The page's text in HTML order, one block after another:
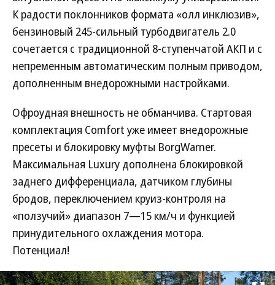
К радости поклонников формата «олл инклюзив»,
бензиновый 245-сильный турбодвигатель 2.0
сочетается с традиционной 8-ступенчатой АКП и с
непременным автоматическим полным приводом,
дополненным внедорожными настройками.
Офроудная внешность не обманчива. Стартовая
комплектация Comfort уже имеет внедорожные
пресеты и блокировку муфты BorgWarner.
Максимальная Luxury дополнена блокировкой
заднего дифференциала, датчиком глубины
бродов, переключением круиз-контроля на
«ползучий» диапазон 7—15 км/ч и функцией
принудительного охлаждения мотора.
Потенциал!